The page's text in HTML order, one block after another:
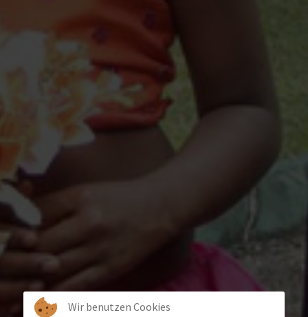
Wir benutzen Cookies